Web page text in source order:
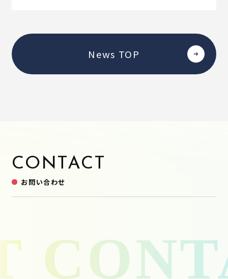
News TOP
CONTACT
お問い合わせ